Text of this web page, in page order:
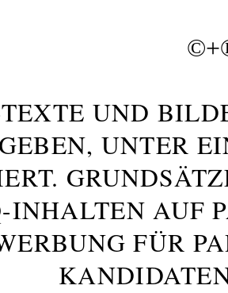
©+
UND
UNTER
INHALTEN AUF
FÜR